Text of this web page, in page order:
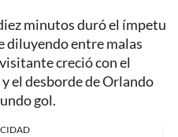
minutos duró el ímpetu
diluyendo entre malas
creció con el
el desborde de Orlando
gol.